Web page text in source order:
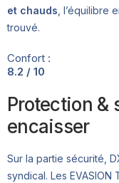
et chauds, l’équilibre
trouvé.
Confort :
8.2 / 10
Protection
encaisser
Sur la partie sécurité,
syndical. Les EVASION